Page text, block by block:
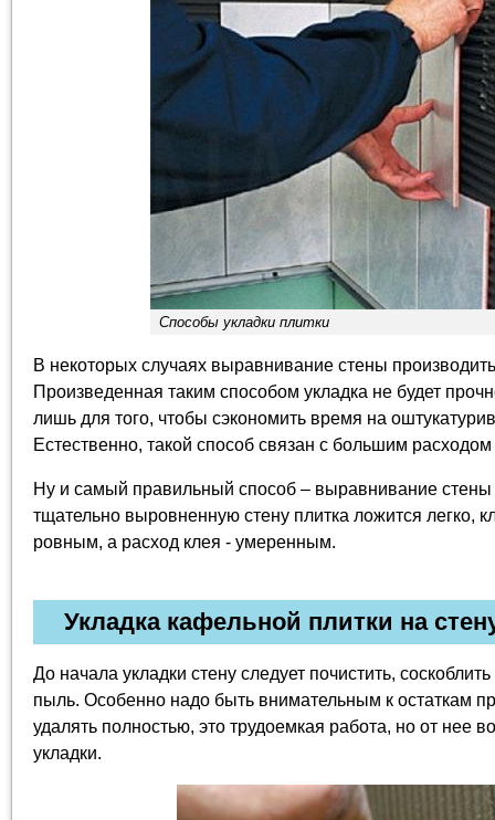
Способы укладки плитки
В некоторых случаях выравнивание стены
Произведенная таким способом укладка не будет
лишь для того, чтобы сэкономить время на
Естественно, такой способ связан с большим расходом
Ну и самый правильный способ – выравнивание
тщательно выровненную стену плитка ложится легко,
ровным, а расход клея - умеренным.
Укладка кафельной плитки на
До начала укладки стену следует почистить,
пыль. Особенно надо быть внимательным к остаткам
удалять полностью, это трудоемкая работа, но от нее
укладки.